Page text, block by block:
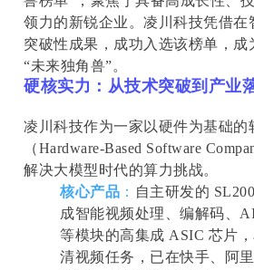
领力的新锐企业。凌川科技凭借在
突破性成果，成功入选该榜单，成
“未来独角兽”。
硬核实力：从技术突破到产业
凌川科技作为一家以硬件为基础的
（Hardware-Based Software
解决大模型时代的算力挑战。
核心产品 ： 自主研发的
成智能视频处理、编解码、
等模块的高集成 ASIC 芯片
清视频任务，已在快手、阿